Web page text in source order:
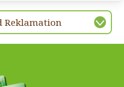
Reklamation